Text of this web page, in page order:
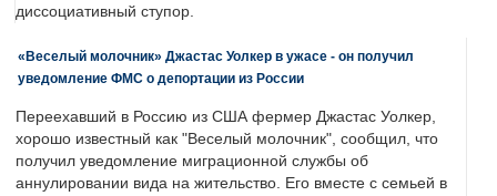
диссоциативный ступор.
«Веселый молочник» Джастас Уолкер в ужасе - он получил
уведомление ФМС о депортации из России
Переехавший в Россию из США фермер Джастас Уолкер,
хорошо известный как "Веселый молочник", сообщил, что
получил уведомление миграционной службы об
аннулировании вида на жительство. Его вместе с семьей в